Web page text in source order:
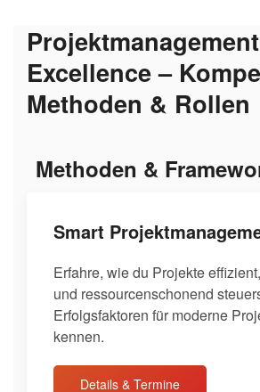
Projektmanagement
Excellence –
Methoden & Rollen
Methoden &
Smart
Erfahre, wie du Projekte
und ressourcenschonend
Erfolgsfaktoren für moderne
kennen.
Details & Termine